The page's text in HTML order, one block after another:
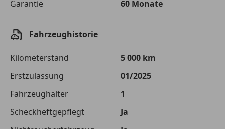
Die tatsächlichen Konditionen sind abhängig von Ihrer Bonität sowie
Jahre. Zinsspanne Sollzinssatz: 2,90% - 14,90%.
Jetzt berechnen
Garantie
60 Monate
Fahrzeughistorie
Kilometerstand
5 000 km
Erstzulassung
01/2025
Fahrzeughalter
1
Scheckheftgepflegt
Ja